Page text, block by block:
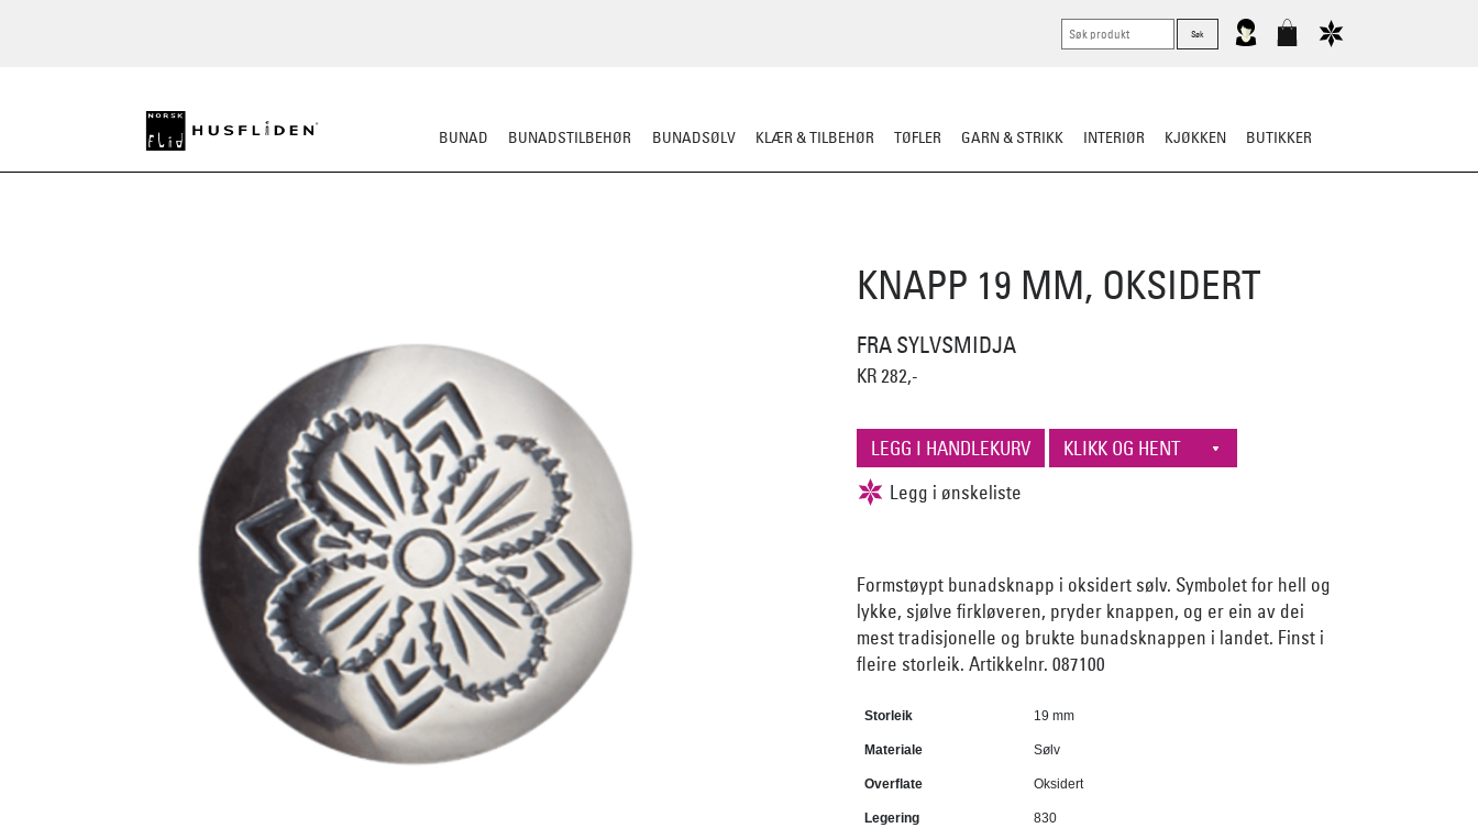
BUNAD BUNADSTILBEHØR BUNADSØLV KLÆR & TILBEHØR TØFLER GARN & STRIKK INTERIØR KJØKKEN BUTIKKER
KNAPP 19 MM, OKSIDERT
FRA SYLVSMIDJA
KR 282,-
Formstøypt bunadsknapp i oksidert sølv. Symbolet for hell og
lykke, sjølve firkløveren, pryder knappen, og er ein av dei
mest tradisjonelle og brukte bunadsknappen i landet. Finst i
fleire storleik. Artikkelnr. 087100
Storleik 19 mm
Materiale Sølv
Overflate Oksidert
Legering 830